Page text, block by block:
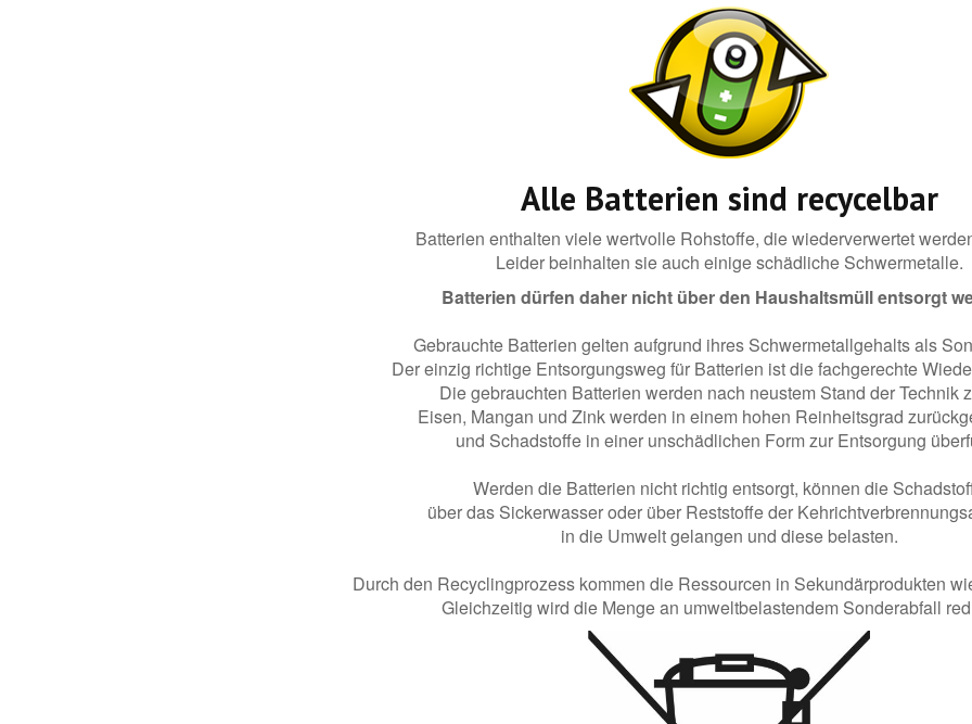
Alle Batterien sind recycelbar
Batterien enthalten viele wertvolle Rohstoffe, die wiederverwertet
Leider beinhalten sie auch einige schädliche Schwermetalle.
Batterien dürfen daher nicht über den Haushaltsmüll entsorgt
Gebrauchte Batterien gelten aufgrund ihres Schwermetallgehalts als
Der einzig richtige Entsorgungsweg für Batterien ist die fachgerechte
Die gebrauchten Batterien werden nach neustem Stand der Technik
Eisen, Mangan und Zink werden in einem hohen Reinheitsgrad
und Schadstoffe in einer unschädlichen Form zur Entsorgung
Werden die Batterien nicht richtig entsorgt, können die
über das Sickerwasser oder über Reststoffe der
in die Umwelt gelangen und diese belasten.
Durch den Recyclingprozess kommen die Ressourcen in Sekundärprodukten
Gleichzeitig wird die Menge an umweltbelastendem Sonderabfall